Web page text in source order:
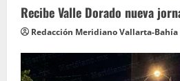
Recibe Valle Dorado nueva
Redacción Meridiano Vallarta-Bahía